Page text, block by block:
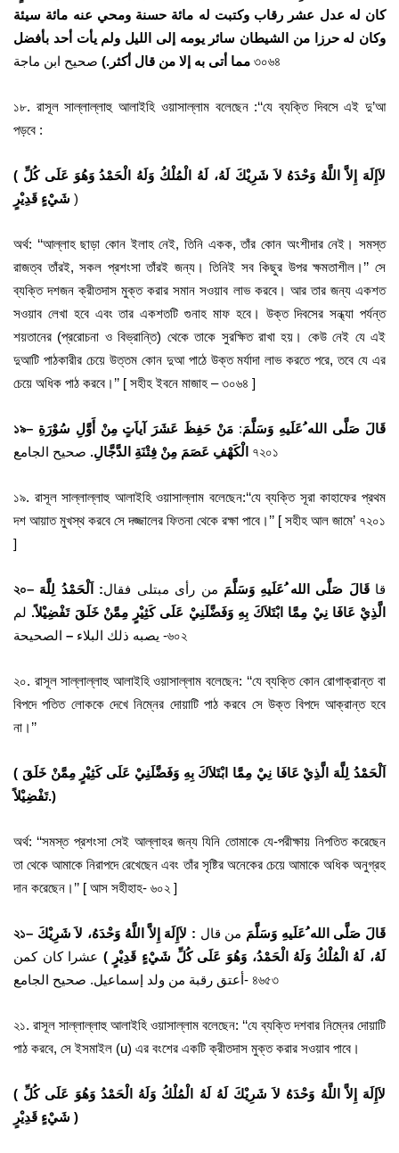
كان له عدل عشر رقاب وكتبت له مائة حسنة ومحي عنه مائة سيئة
وكان له حرزا من الشيطان سائر يومه إلى الليل ولم يأت أحد بأفضل
مما أتى به إلا من قال أكثر.) صحيح ابن ماجة ৩০৬৪
১৮. রাসূল সাল্লাল্লাহু আলাইহি ওয়াসাল্লাম বলেছেন :‘‘যে ব্যক্তি দিবসে এই দু’আ
পড়বে :
( لاَإِلَهَ إِلاَّ اللَّهُ وَحْدَهُ لاَ شَرِيْكَ لَهُ، لَهُ الْمُلْكُ وَلَهُ الْحَمْدُ وَهُوَ عَلَى كُلِّ
)
অর্থ: ‘‘আল্লাহ ছাড়া কোন ইলাহ নেই, তিনি একক, তাঁর কোন অংশীদার নেই। সমস্ত
রাজত্ব তাঁরই, সকল প্রশংসা তাঁরই জন্য। তিনিই সব কিছুর উপর ক্ষমতাশীল।’’ সে
ব্যক্তি দশজন ক্রীতদাস মুক্ত করার সমান সওয়াব লাভ করবে। আর তার জন্য একশত
সওয়াব লেখা হবে এবং তার একশতটি গুনাহ মাফ হবে। উক্ত দিবসের সন্ধ্যা পর্যন্ত
শয়তানের (প্ররোচনা ও বিভ্রান্তি) থেকে তাকে সুরক্ষিত রাখা হয়। কেউ নেই যে এই
দুআটি পাঠকারীর চেয়ে উত্তম কোন দুআ পাঠে উক্ত মর্যাদা লাভ করতে পরে, তবে যে এর
চেয়ে অধিক পাঠ করবে।’’ [ সহীহ ইবনে মাজাহ – ৩০৬৪ ]
১৯– قَالَ صَلَّى الله ُعَلَيهِ وَسَلَّمَ: مَنْ حَفِظَ عَشَرَ آياَتٍ مِنْ أَوَّلِ سُوْرَةِ
الْكَهْفِ عَصَمَ مِنْ فِتْنَةِ الدَّجَّالِ. صحيح الجامع ৭২০১
১৯. রাসূল সাল্লাল্লাহু আলাইহি ওয়াসাল্লাম বলেছেন:‘‘যে ব্যক্তি সূরা কাহাফের প্রথম
দশ আয়াত মুখস্থ করবে সে দজ্জালের ফিতনা থেকে রক্ষা পাবে।’’ [ সহীহ আল জামে’ ৭২০১
]
২০– قا قَالَ صَلَّى الله ُعَلَيهِ وَسَلَّمَ من رأى مبتلى فقال: اَلْحَمْدُ لِلَّهَ
الَّذِيْ عَافَا نِيْ مِمَّا ابْتَلاَكَ بِهِ وَفَضَّلَنِيْ عَلَى كَثِيْرٍ مِمَّنْ خَلَقَ تَفْضِيْلاً. لم
يصبه ذلك البلاء – الصحيحة -৬০২
২০. রাসূল সাল্লাল্লাহু আলাইহি ওয়াসাল্লাম বলেছেন: ‘‘যে ব্যক্তি কোন রোগাক্রান্ত বা
বিপদে পতিত লোককে দেখে নিম্নের দোয়াটি পাঠ করবে সে উক্ত বিপদে আক্রান্ত হবে
না।’’
( اَلْحَمْدُ لِلَّهَ الَّذِيْ عَافَا نِيْ مِمَّا ابْتَلاَكَ بِهِ وَفَضَّلَنِيْ عَلَى كَثِيْرٍ مِمَّنْ خَلَقَ
تَفْضِيْلاً.)
অর্থ: ‘‘সমস্ত প্রশংসা সেই আল্লাহর জন্য যিনি তোমাকে যে-পরীক্ষায় নিপতিত করেছেন
তা থেকে আমাকে নিরাপদে রেখেছেন এবং তাঁর সৃষ্টির অনেকের চেয়ে আমাকে অধিক অনুগ্রহ
দান করেছেন।’’ [ আস সহীহাহ- ৬০২ ]
২১– قَالَ صَلَّى الله ُعَلَيهِ وَسَلَّمَ من قال : لاَإِلَهَ إِلاَّ اللَّهُ وَحْدَهُ، لاَ شَرِيْكَ
لَهُ، لَهُ الْمُلْكُ وَلَهُ الْحَمْدُ، وَهُوَ عَلَى كُلِّ شَيْءٍ قَدِيْرٍ ) عشرا كان كمن
أعتق رقبة من ولد إسماعيل. صحيح الجامع- ৪৬৫৩
২১. রাসূল সাল্লাল্লাহু আলাইহি ওয়াসাল্লাম বলেছেন: ‘‘যে ব্যক্তি দশবার নিম্নের দোয়াটি
পাঠ করবে, সে ইসমাইল (u) এর বংশের একটি ক্রীতদাস মুক্ত করার সওয়াব পাবে।
( لاَإِلَهَ إِلاَّ اللَّهُ وَحْدَهُ لاَ شَرِيْكَ لَهُ لَهُ الْمُلْكُ وَلَهُ الْحَمْدُ وَهُوَ عَلَى كُلِّ
شَيْءٍ قَدِيْرٍ )